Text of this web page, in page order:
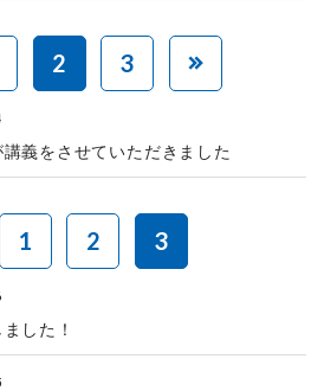
2 3
義をさせていただきました
1 2 3
した！